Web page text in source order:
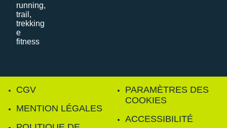
CGV
MENTION LÉGALES
PARAMÈTRES DES
COOKIES
ACCESSIBILITÉ